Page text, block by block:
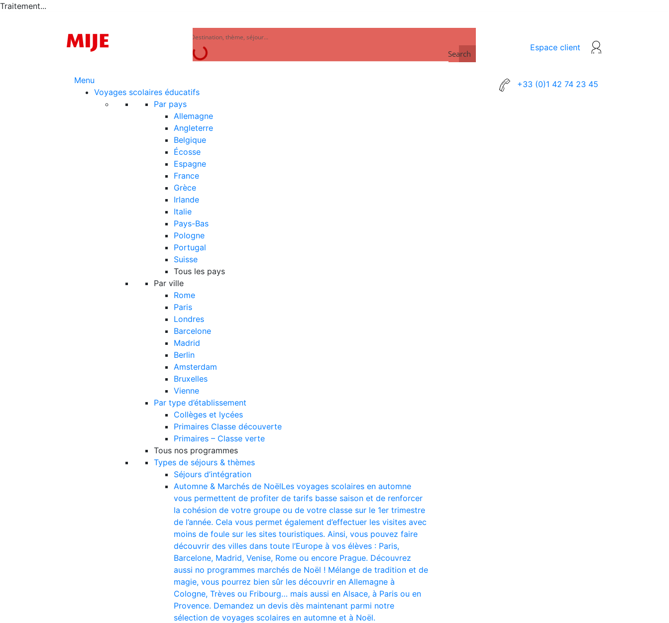
Traitement...
Search
Espace client
Menu
Voyages scolaires éducatifs
Par pays
Allemagne
Angleterre
Belgique
Écosse
Espagne
France
Grèce
Irlande
Italie
Pays-Bas
Pologne
Portugal
Suisse
Tous les pays
Par ville
Rome
Paris
Londres
Barcelone
Madrid
Berlin
Amsterdam
Bruxelles
Vienne
Par type d’établissement
Collèges et lycées
Primaires Classe découverte
Primaires – Classe verte
Tous nos programmes
Types de séjours & thèmes
Séjours d’intégration
Automne & Marchés de NoëlLes voyages scolaires en automne
vous permettent de profiter de tarifs basse saison et de renforcer
la cohésion de votre groupe ou de votre classe sur le 1er trimestre
de l’année. Cela vous permet également d’effectuer les visites avec
moins de foule sur les sites touristiques. Ainsi, vous pouvez faire
découvrir des villes dans toute l’Europe à vos élèves : Paris,
Barcelone, Madrid, Venise, Rome ou encore Prague. Découvrez
aussi no programmes marchés de Noël ! Mélange de tradition et de
magie, vous pourrez bien sûr les découvrir en Allemagne à
Cologne, Trèves ou Fribourg… mais aussi en Alsace, à Paris ou en
Provence. Demandez un devis dès maintenant parmi notre
sélection de voyages scolaires en automne et à Noël.
+33 (0)1 42 74 23 45